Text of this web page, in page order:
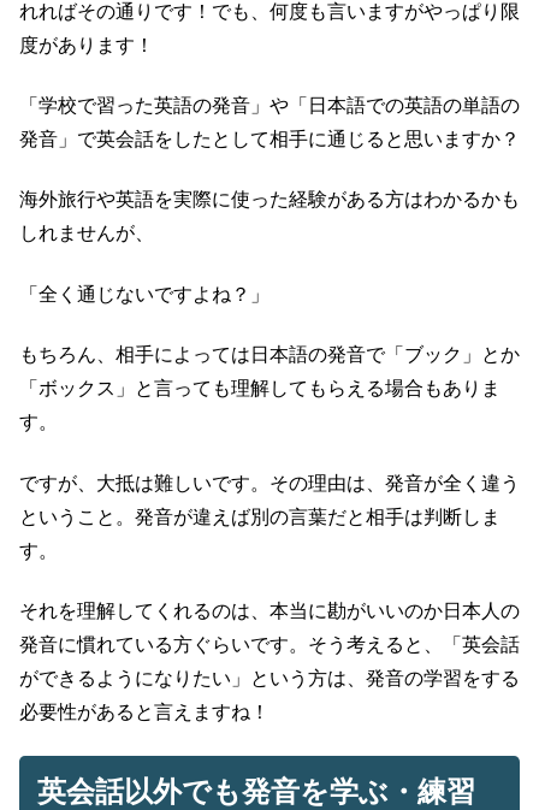
れればその通りです！でも、何度も言いますがやっぱり限
度があります！
「学校で習った英語の発音」や「日本語での英語の単語の
発音」で英会話をしたとして相手に通じると思いますか？
海外旅行や英語を実際に使った経験がある方はわかるかも
しれませんが、
「全く通じないですよね？」
もちろん、相手によっては日本語の発音で「ブック」とか
「ボックス」と言っても理解してもらえる場合もありま
す。
ですが、大抵は難しいです。その理由は、発音が全く違う
ということ。発音が違えば別の言葉だと相手は判断しま
す。
それを理解してくれるのは、本当に勘がいいのか日本人の
発音に慣れている方ぐらいです。そう考えると、「英会話
ができるようになりたい」という方は、発音の学習をする
必要性があると言えますね！
英会話以外でも発音を学ぶ・練習